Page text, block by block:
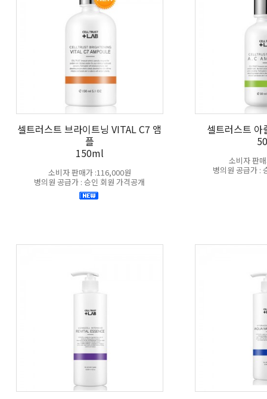
셀트러스트 브라이트닝 VITAL C7 앰
플
150ml
소비자 판매가 :116,000원
병의원 공급가 : 승인 회원 가격공개
셀트러스트 아
소비자 판
병의원 공급가 :